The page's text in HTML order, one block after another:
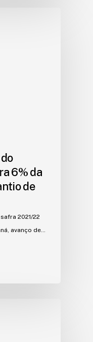
6% da
de
2021/22
avanço de…